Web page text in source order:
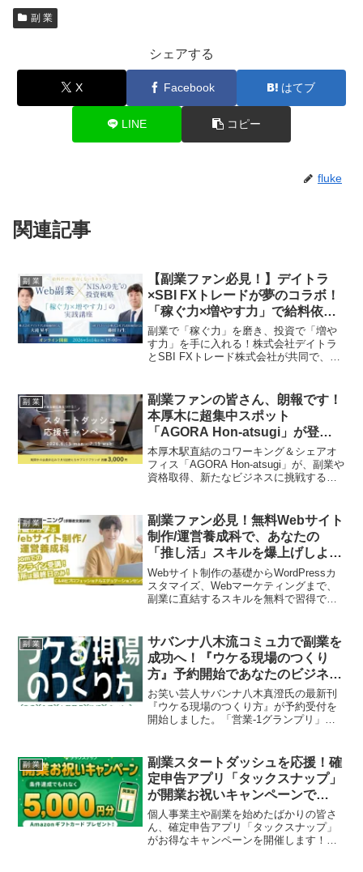
副 業
シェアする
X Facebook はてブ
LINE コピー
fluke
関連記事
副 業
【副業ファン必見！】デイトラ
×SBI FXトレードが夢のコラボ！
「稼ぐ力×増やす力」で給料依存
から卒業する実践講座が開催決
定！
副業で「稼ぐ力」を磨き、投資で「増や
す力」を手に入れる！株式会社デイトラ
とSBI FXトレード株式会社が共同で、給
14日に開催します。Web副業のノウハウ
からNISAの先の投資戦略まで、あなたの
資産形成を加速させるヒントが満載で
す！
副 業
副業ファンの皆さん、朗報です！
本厚木に超集中スポット
「AGORA Hon-atsugi」が登
場！月額3,000円で夢を加速させ
よう
本厚木駅直結のコワーキング＆シェアオ
フィス「AGORA Hon-atsugi」が、副業や
資格取得、新たなビジネスに挑戦する皆
3,000円から集中環境を手に入れられるこ
のチャンス、見逃せません！
副 業
副業ファン必見！無料Webサイト
制作/運営養成科で、あなたの
「推し活」スキルを爆上げしよ
う！
Webサイト制作の基礎からWordPressカ
スタマイズ、Webマーケティングまで、
副業に直結するスキルを無料で習得でき
なたの「稼ぐ力」をブーストアップ！
副 業
サバンナ八木流コミュ力で副業を
成功へ！『ウケる現場のつくり
方』予約開始であなたのビジネス
も“ホーム”に！
お笑い芸人サバンナ八木真澄氏の最新刊
『ウケる現場のつくり方』が予約受付を
開始しました。「営業-1グランプリ」で
るコミュ力ノウハウは、副業で活躍した
いあなたの強力な武器となるでしょう。
副 業
副業スタートダッシュを応援！確
定申告アプリ「タックスナップ」
が開業お祝いキャンペーンで
Amazonギフトカード5,000円分
をプレゼント
個人事業主や副業を始めたばかりの皆さ
ん、確定申告アプリ「タックスナップ」
がお得なキャンペーンを開催します！期